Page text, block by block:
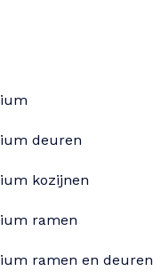
deuren
kozijnen
ramen
ramen en deuren